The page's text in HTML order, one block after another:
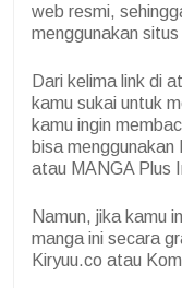
web resmi,
menggunakan situs
Dari kelima link di
kamu sukai untuk
kamu ingin
bisa menggunakan
atau MANGA Plus
Namun, jika kamu
manga ini secara
Kiryuu.co atau